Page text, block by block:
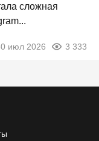
сложная
июл 2026 3 333